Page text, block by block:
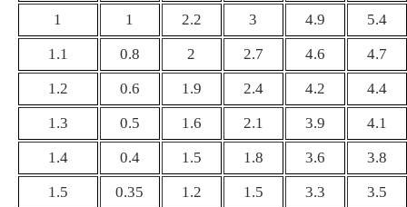
1
1 2.2 3 4.9
5.4
1.1
0.8 2 2.7 4.6
4.7
1.2
0.6 1.9 2.4 4.2
4.4
1.3
0.5 1.6 2.1 3.9
4.1
1.4
0.4 1.5 1.8 3.6
3.8
1.5
0.35 1.2 1.5 3.3
3.5